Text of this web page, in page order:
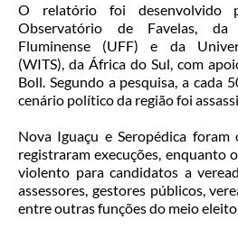
O relatório foi desenvolvido
Observatório de Favelas, da
Fluminense (UFF) e da
(WITS), da África do Sul, com
Boll. Segundo a pesquisa, a cada
cenário político da região foi
Nova Iguaçu e Seropédica
registraram execuções, enquanto
violento para candidatos a
assessores, gestores públicos,
entre outras funções do meio